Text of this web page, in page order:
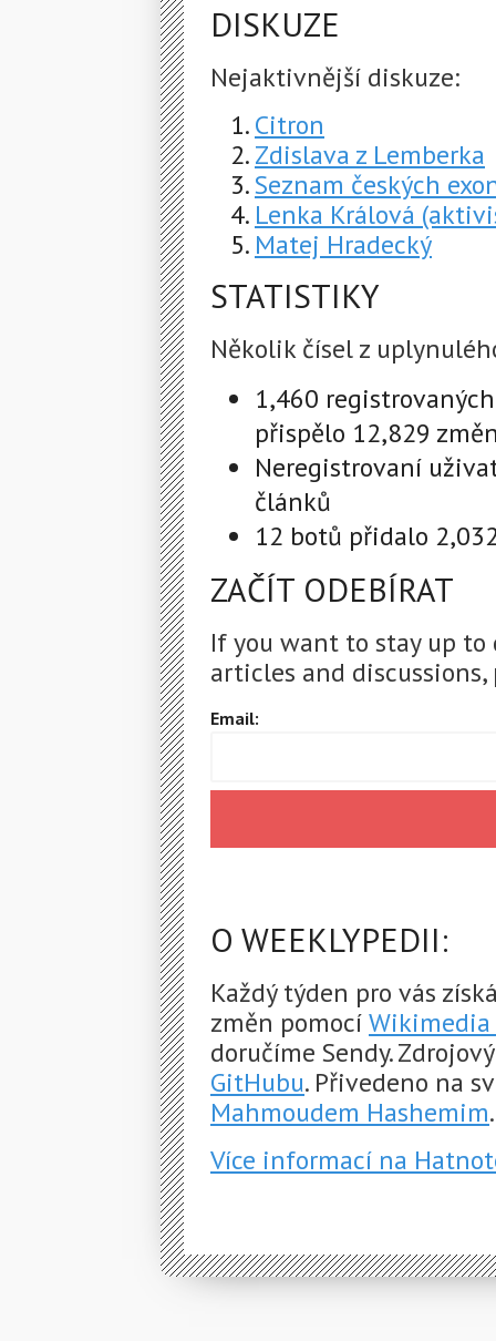
DISKUZE
Nejaktivnější diskuze:
Citron
Zdislava z Lemberka
Seznam českých
Lenka Králová
Matej Hradecký
STATISTIKY
Několik čísel z
1,460
přispělo 12,829
Neregistrovaní
článků
12 botů přidalo
ZAČÍT ODEBÍRAT
If you want to stay up
articles and
Email:
O WEEKLYPEDII:
Každý týden pro vás
změn pomocíWikimedia
doručíme Sendy.
GitHubu. Přivedeno na
Mahmoudem Hashemim.
Více informací na